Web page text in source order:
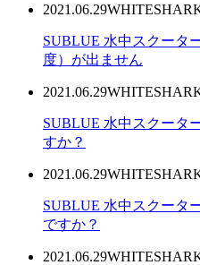
2021.06.29
SUBLUE 水中スクータ
度）が出ません
2021.06.29
SUBLUE 水中スクータ
すか？
2021.06.29
SUBLUE 水中スクータ
ですか？
2021.06.29